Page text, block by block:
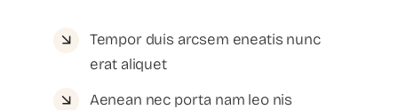
Tempor duis arcsem eneatis nunc
erat aliquet
Aenean nec porta nam leo nis